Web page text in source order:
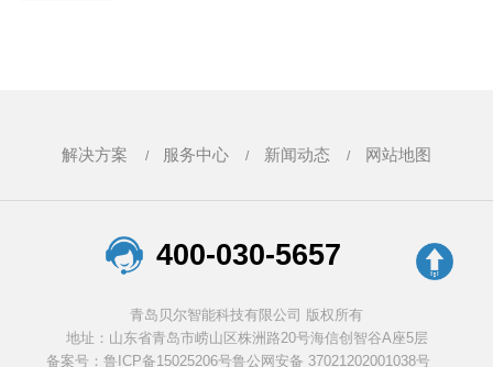
解决方案 服务中心 新闻动态 网站地图
400-030-5657
青岛贝尔智能科技有限公司 版权所有
地址：山东省青岛市崂山区株洲路20号海信创智谷A座5层
备案号：鲁ICP备15025206号鲁公网安备 37021202001038号